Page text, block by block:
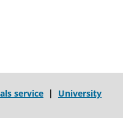
service| University